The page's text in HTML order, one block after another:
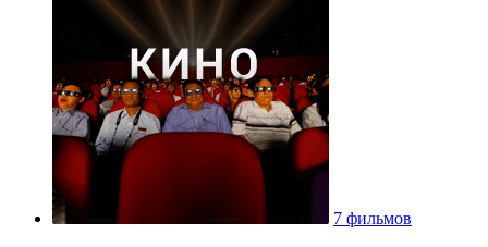
7 фильмов